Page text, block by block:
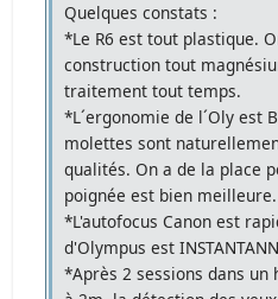
Quelques constats :
*Le R6 est tout plastique.
construction tout
traitement tout temps.
*L´ergonomie de l´Oly est
molettes sont
qualités. On a de la place
poignée est bien meilleure.
*L'autofocus Canon est
d'Olympus est
*Après 2 sessions dans un